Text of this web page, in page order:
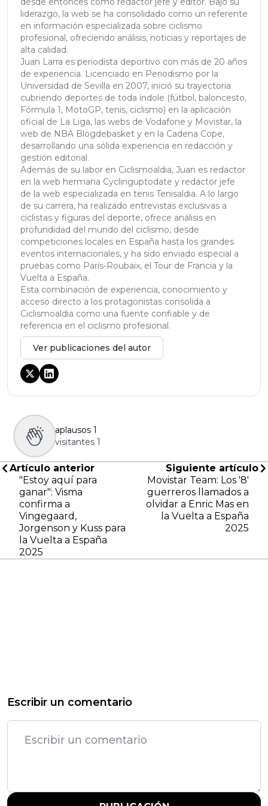
liderazgo, la web se ha consolidado como un referente
en información especializada sobre ciclismo
profesional, ofreciendo análisis, noticias y reportajes de
alta calidad.
Juan Larra es periodista deportivo con más de 20 años
de experiencia. Licenciado en Periodismo por la
Universidad de Sevilla en 2007, inició su trayectoria
cubriendo deportes de toda índole (fútbol, baloncesto,
Fórmula 1, MotoGP, tenis, ciclismo) en la aplicación
oficial de La Liga, las webs de Vodafone y Movistar, la
web de NBA Blogdebasket y en la Cadena Cope,
desarrollando una sólida experiencia en redacción y
gestión editorial.
Además de su labor en Ciclismoaldia, Juan es redactor
en la web hermana Cyclinguptodate y redactor jefe
de la web especializada en tenis Tenisaldia. A lo largo
de su carrera, ha realizado entrevistas exclusivas a
ciclistas y figuras del deporte, ofrece análisis en
profundidad del mundo del ciclismo, desde
competiciones locales en España hasta los grandes
eventos internacionales, y ha sido enviado especial a
pruebas como París-Roubaix, el Tour de Francia y la
Vuelta a España.
Esta combinación de experiencia, conocimiento y
acceso directo a los protagonistas consolida a
Ciclismoaldia como una fuente confiable y de
referencia en el ciclismo profesional.
Ver publicaciones del autor
aplausos 1
visitantes 1
Artículo anterior
"Estoy aquí para
ganar": Visma
confirma a
Vingegaard,
Jorgenson y Kuss para
la Vuelta a España
2025
Siguiente artículo
Movistar Team: Los '8'
guerreros llamados a
olvidar a Enric Mas en
la Vuelta a España
2025
Escribir un comentario